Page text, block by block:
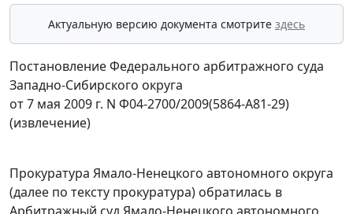
Актуальную версию документа смотрите здесь
Постановление Федерального арбитражного суда
Западно-Сибирского округа
от 7 мая 2009 г. N Ф04-2700/2009(5864-А81-29)
(извлечение)
Прокуратура Ямало-Ненецкого автономного округа
(далее по тексту прокуратура) обратилась в